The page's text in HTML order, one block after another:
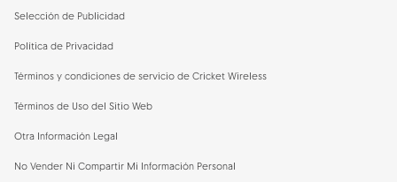
Selección de Publicidad
Política de Privacidad
Términos y condiciones de servicio de Cricket Wireless
Términos de Uso del Sitio Web
Otra Información Legal
No Vender Ni Compartir Mi Información Personal